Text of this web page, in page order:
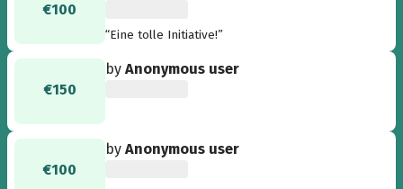
€100
“Eine tolle Initiative!”
€150
byAnonymous user
€100
byAnonymous user